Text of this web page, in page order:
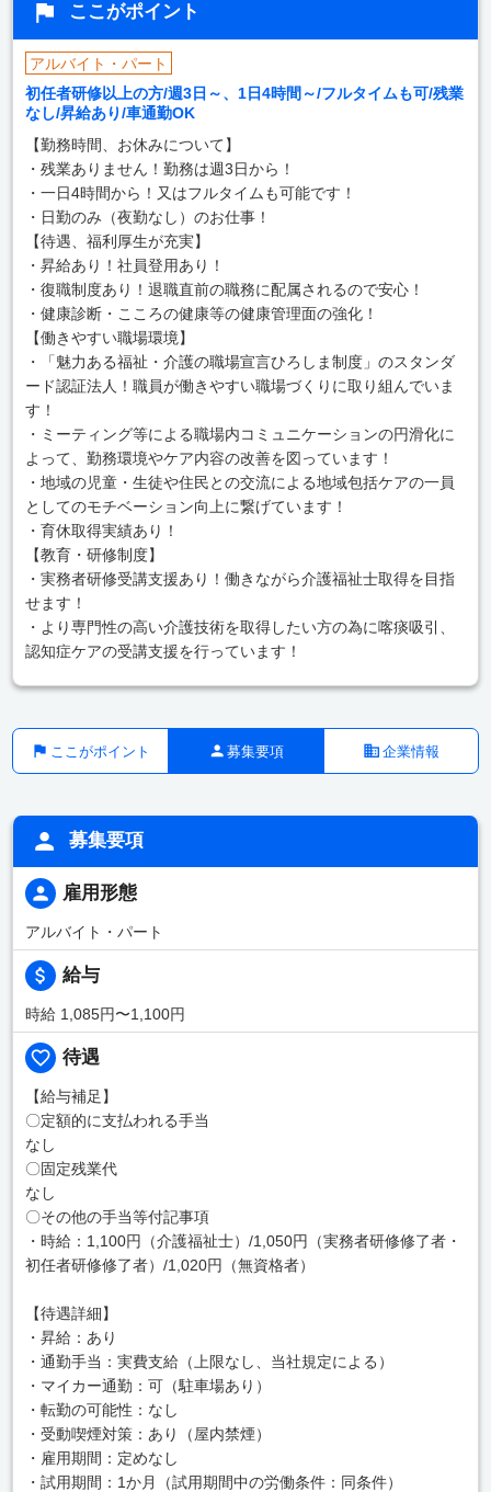
ここがポイント
アルバイト・パート
初任者研修以上の方/週3日～、1日4時間～/フルタイムも可/残業
なし/昇給あり/車通勤OK
【勤務時間、お休みについて】
・残業ありません！勤務は週3日から！
・一日4時間から！又はフルタイムも可能です！
・日勤のみ（夜勤なし）のお仕事！
【待遇、福利厚生が充実】
・昇給あり！社員登用あり！
・復職制度あり！退職直前の職務に配属されるので安心！
・健康診断・こころの健康等の健康管理面の強化！
【働きやすい職場環境】
・「魅力ある福祉・介護の職場宣言ひろしま制度」のスタンダ
ード認証法人！職員が働きやすい職場づくりに取り組んでいま
す！
・ミーティング等による職場内コミュニケーションの円滑化に
よって、勤務環境やケア内容の改善を図っています！
・地域の児童・生徒や住民との交流による地域包括ケアの一員
としてのモチベーション向上に繋げています！
・育休取得実績あり！
【教育・研修制度】
・実務者研修受講支援あり！働きながら介護福祉士取得を目指
せます！
・より専門性の高い介護技術を取得したい方の為に喀痰吸引、
認知症ケアの受講支援を行っています！
ここがポイント 募集要項 企業情報
募集要項
雇用形態
アルバイト・パート
給与
時給 1,085円〜1,100円
待遇
【給与補足】
〇定額的に支払われる手当
なし
〇固定残業代
なし
〇その他の手当等付記事項
・時給：1,100円（介護福祉士）/1,050円（実務者研修修了者・
初任者研修修了者）/1,020円（無資格者）
【待遇詳細】
・昇給：あり
・通勤手当：実費支給（上限なし、当社規定による）
・マイカー通勤：可（駐車場あり）
・転勤の可能性：なし
・受動喫煙対策：あり（屋内禁煙）
・雇用期間：定めなし
・試用期間：1か月（試用期間中の労働条件：同条件）